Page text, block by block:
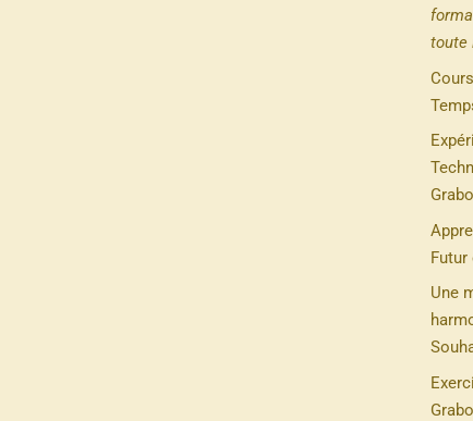
toute
Futur
Une